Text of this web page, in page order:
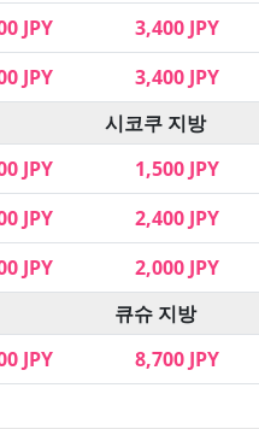
JPY 3,400 JPY
JPY 3,400 JPY
시코쿠 지방
JPY 1,500 JPY
JPY 2,400 JPY
JPY 2,000 JPY
큐슈 지방
JPY 8,700 JPY